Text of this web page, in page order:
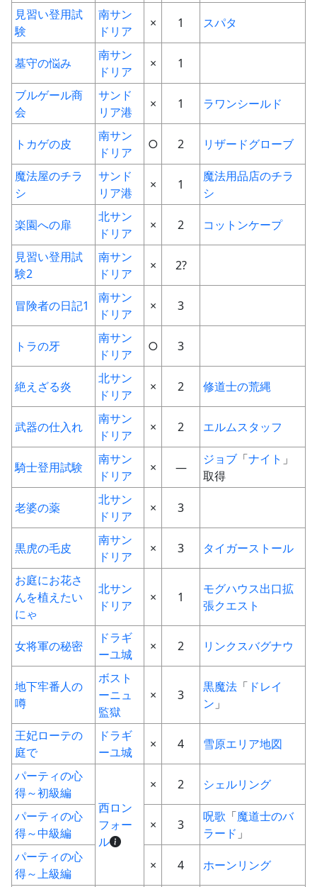
見習い登用試
験
南サン
ドリア
× 1 スパタ
墓守の悩み
南サン
ドリア
× 1
ブルゲール商
会
サンド
リア港
× 1 ラワンシールド
トカゲの皮
南サン
ドリア
○ 2 リザードグローブ
魔法屋のチラ
シ
サンド
リア港
× 1
魔法用品店のチラ
シ
楽園への扉
北サン
ドリア
× 2 コットンケープ
見習い登用試
験2
南サン
ドリア
× 2?
冒険者の日記1
南サン
ドリア
× 3
トラの牙
南サン
ドリア
○ 3
絶えざる炎
北サン
ドリア
× 2 修道士の荒縄
武器の仕入れ
南サン
ドリア
× 2 エルムスタッフ
騎士登用試験
南サン
ドリア
× ―
ジョブ 「ナイト 」
取得
老婆の薬
北サン
ドリア
× 3
黒虎の毛皮
南サン
ドリア
× 3 タイガーストール
お庭にお花さ
んを植えたい
にゃ
北サン
ドリア
× 1
モグハウス出口拡
張クエスト
女将軍の秘密
ドラギ
ーユ城
× 2 リンクスバグナウ
地下牢番人の
噂
ボスト
ーニュ
監獄
× 3
黒魔法 「 ドレイ
ン 」
王妃ローテの
庭で
ドラギ
ーユ城
× 4 雪原エリア地図
パーティの心
得～初級編
西ロン
フォー
ル
× 2 シェルリング
パーティの心
得～中級編
× 3
呪歌 「魔道士のバ
ラード 」
パーティの心
得～上級編
× 4 ホーンリング